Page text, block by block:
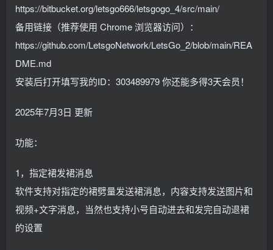
https://bitbucket.org/letsgo666/letsgogo_4/src/main/
备用链接（推荐使用 Chrome 浏览器访问）：
https://github.com/LetsgoNetwork/LetsGo_2/blob/main/REA
DME.md
安装后打开填写我的ID：303489979 你还能多得3天会员！
2025年7月3日 更新
功能：
1，指定裙发裙消息
软件支持对指定的裙劈量发送裙消息，内容支持发送图片和
视频+文字消息，当然也支持小号自动进去和发完自动退裙
的设置